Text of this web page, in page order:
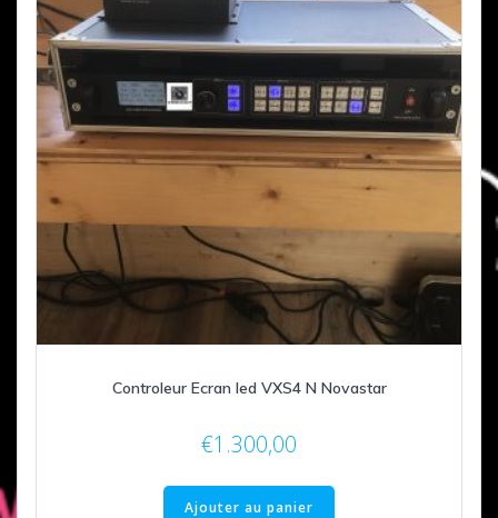
Controleur Ecran led VXS4 N Novastar
€1.300,00
Ajouter au panier